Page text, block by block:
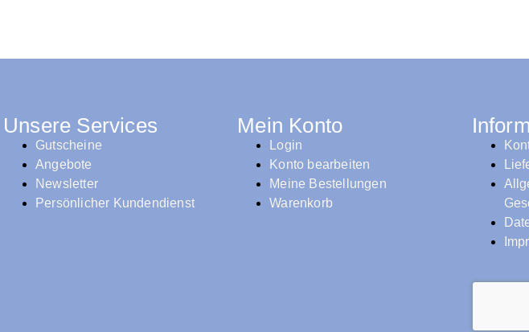
Unsere Services
Gutscheine
Angebote
Newsletter
Persönlicher Kundendienst
Mein Konto
Login
Konto bearbeiten
Meine Bestellungen
Warenkorb